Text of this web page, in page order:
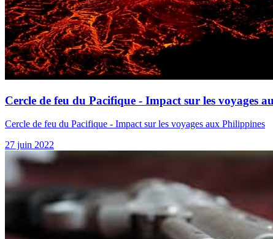
Cercle de feu du Pacifique - Impact sur les voyages
Cercle de feu du Pacifique - Impact sur les voyages aux Philippines
27 juin 2022